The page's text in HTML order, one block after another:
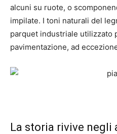
alcuni su ruote, o
impilate. I toni naturali del
parquet industriale utilizzato
pavimentazione, ad
La storia rivive negli